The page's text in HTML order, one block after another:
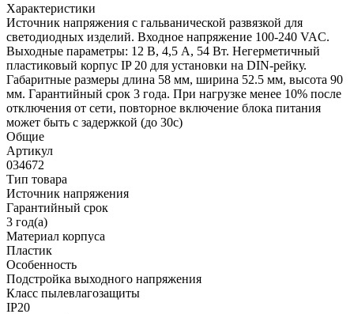
Характеристики
Источник напряжения с гальванической развязкой для
светодиодных изделий. Входное напряжение 100-240 VAC.
Выходные параметры: 12 В, 4,5 А, 54 Вт. Негерметичный
пластиковый корпус IP 20 для установки на DIN-рейку.
Габаритные размеры длина 58 мм, ширина 52.5 мм, высота 90
мм. Гарантийный срок 3 года. При нагрузке менее 10% после
отключения от сети, повторное включение блока питания
может быть с задержкой (до 30с)
Общие
Артикул
034672
Тип товара
Источник напряжения
Гарантийный срок
3 год(а)
Материал корпуса
Пластик
Особенность
Подстройка выходного напряжения
Класс пылевлагозащиты
IP20